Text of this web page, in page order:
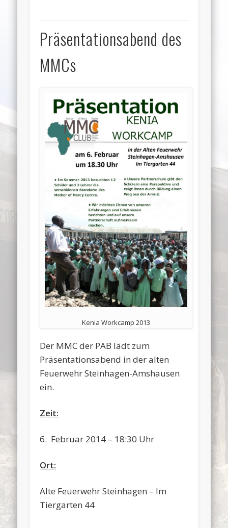
Präsentationsabend des
MMCs
Kenia Workcamp 2013
Der MMC der PAB lädt zum
Präsentationsabend in der alten
Feuerwehr Steinhagen-Amshausen
ein.
Zeit:
6. Februar 2014 – 18:30 Uhr
Ort:
Alte Feuerwehr Steinhagen – Im
Tiergarten 44